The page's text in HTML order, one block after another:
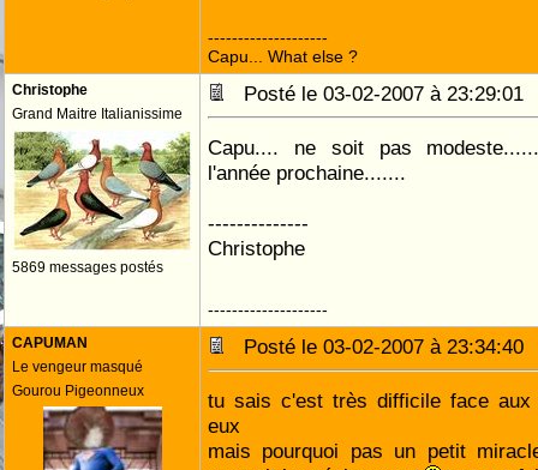
--------------------
Capu... What else ?
Christophe
Grand Maitre Italianissime
5869 messages postés
Posté le 03-02-2007 à
Capu.... ne soit pas
l'année prochaine.......
--------------
Christophe
--------------------
CAPUMAN
Le vengeur masqué
Gourou Pigeonneux
Posté le 03-02-2007 à
tu sais c'est très difficile face aux
eux
mais pourquoi pas un petit